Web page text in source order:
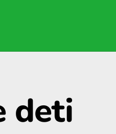
deti